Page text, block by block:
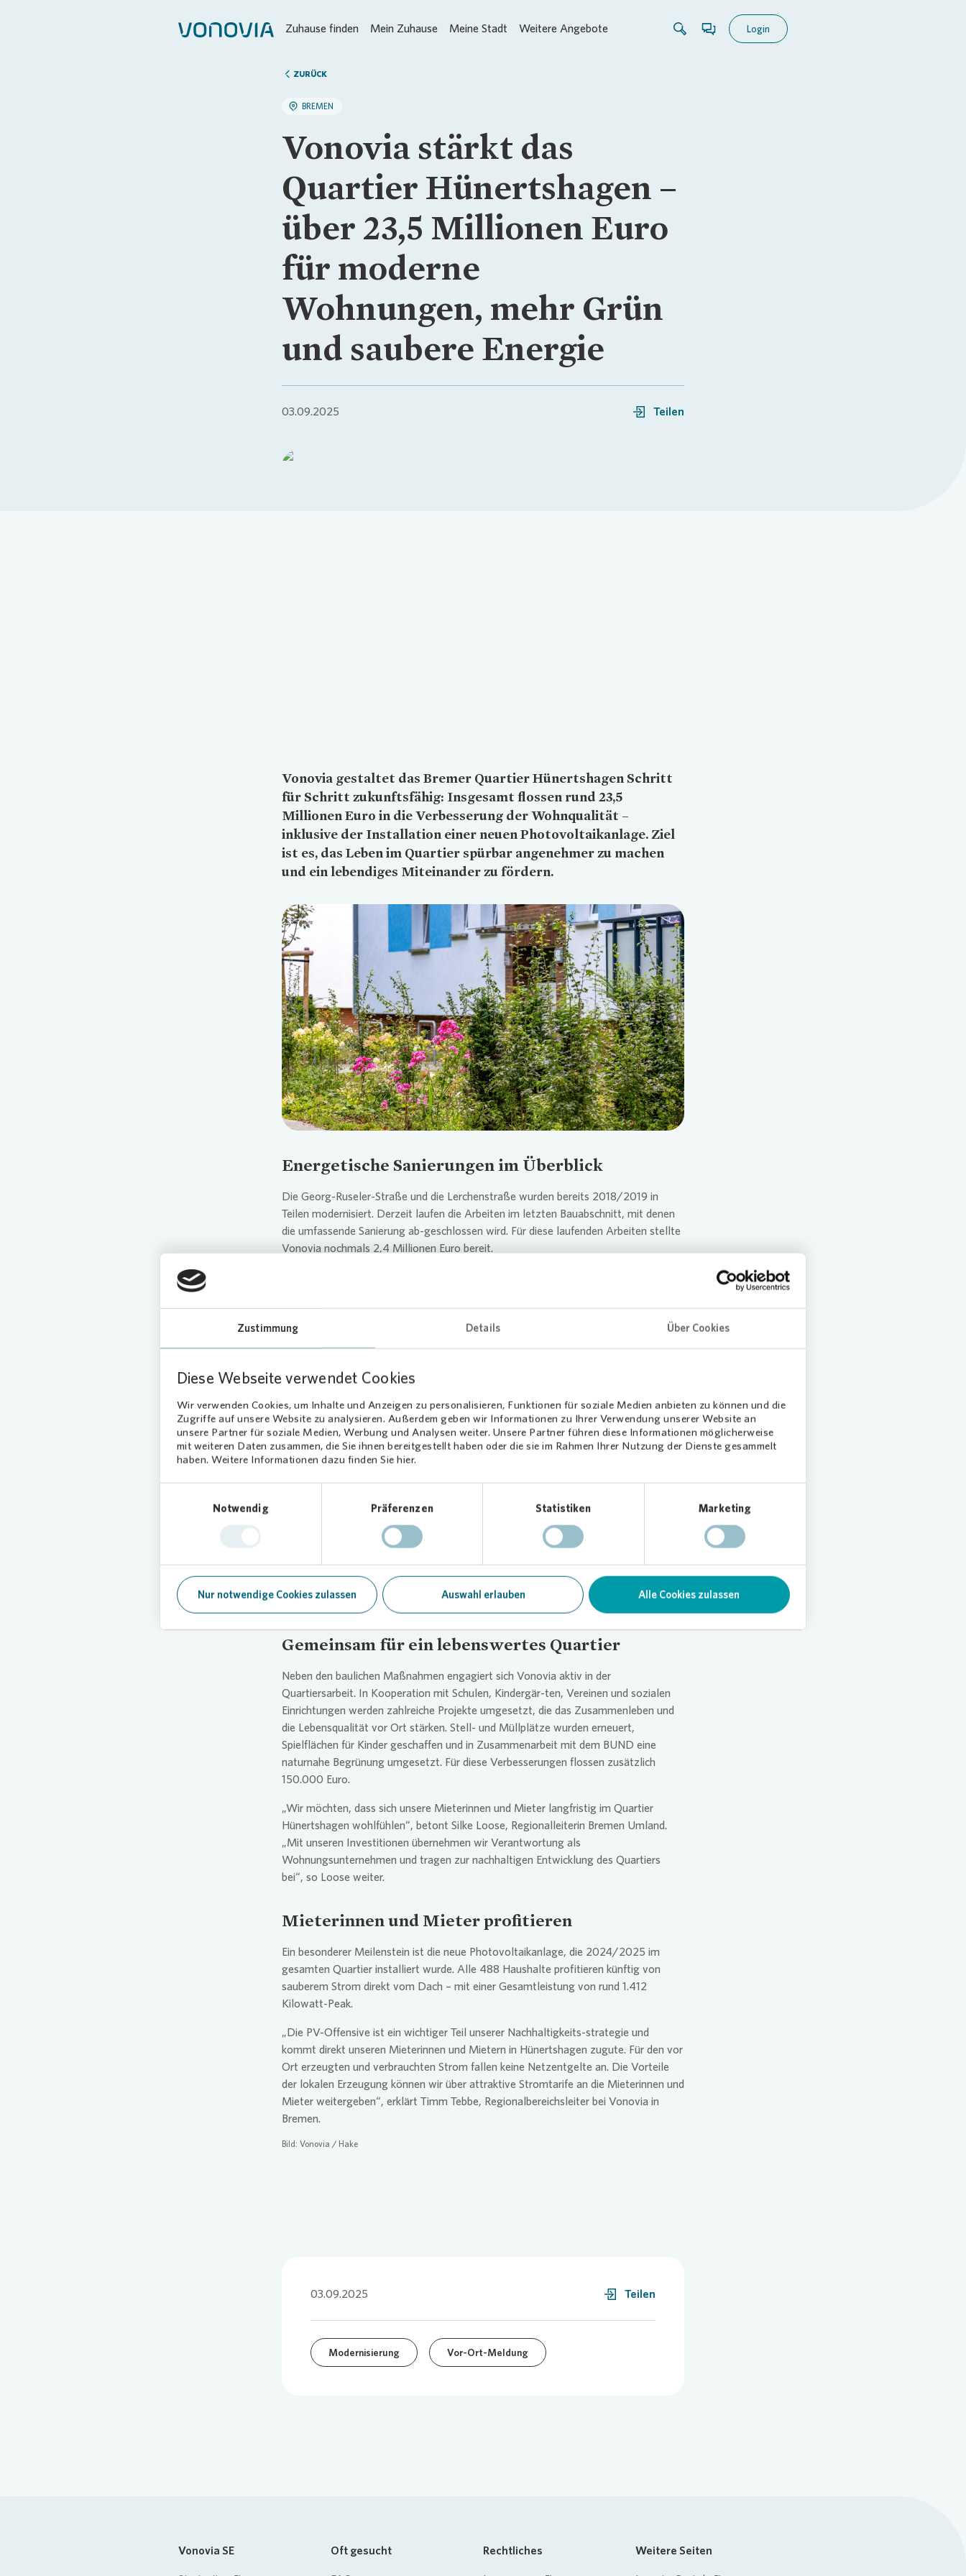
Zustimmung Details Über Cookies
Diese Webseite verwendet Cookies
Wir verwenden Cookies, um Inhalte und Anzeigen zu personalisieren, Funktionen für soziale Medien anbieten zu können und die
Zugriffe auf unsere Website zu analysieren. Außerdem geben wir Informationen zu Ihrer Verwendung unserer Website an
unsere Partner für soziale Medien, Werbung und Analysen weiter. Unsere Partner führen diese Informationen möglicherweise
mit weiteren Daten zusammen, die Sie ihnen bereitgestellt haben oder die sie im Rahmen Ihrer Nutzung der Dienste gesammelt
haben. Weitere Informationen dazu finden Sie hier.
Notwendig
Präferenzen Statistiken Marketing
Nur notwendige Cookies zulassen Auswahl erlauben Alle Cookies zulassen
Zuhause finden Mein Zuhause Meine Stadt Weitere Angebote Login
ZURÜCK
BREMEN
Vonovia stärkt das
Quartier Hünertshagen –
über 23,5 Millionen Euro
für moderne
Wohnungen, mehr Grün
und saubere Energie
03.09.2025 Teilen
Vonovia gestaltet das Bremer Quartier Hünertshagen Schritt
für Schritt zukunftsfähig: Insgesamt flossen rund 23,5
Millionen Euro in die Verbesserung der Wohnqualität –
inklusive der Installation einer neuen Photovoltaikanlage. Ziel
ist es, das Leben im Quartier spürbar angenehmer zu machen
und ein lebendiges Miteinander zu fördern.
Loading...
Energetische Sanierungen im Überblick
Die Georg-Ruseler-Straße und die Lerchenstraße wurden bereits 2018/2019 in
Teilen modernisiert. Derzeit laufen die Arbeiten im letzten Bauabschnitt, mit denen
die umfassende Sanierung ab-geschlossen wird. Für diese laufenden Arbeiten stellte
Vonovia nochmals 2,4 Millionen Euro bereit.
Wärmedämmverbundsysteme, Fenster, Dächer und Balkone erneuert. Durch diese
Maß-nahmen konnte die Energieeffizienz deutlich gesteigert und der Wohnkomfort
für die Mieterinnen und Mieter im Quartier Hünertshagen verbessert werden.
Loading...
Gemeinsam für ein lebenswertes Quartier
Neben den baulichen Maßnahmen engagiert sich Vonovia aktiv in der
Quartiersarbeit. In Kooperation mit Schulen, Kindergär-ten, Vereinen und sozialen
Einrichtungen werden zahlreiche Projekte umgesetzt, die das Zusammenleben und
die Lebensqualität vor Ort stärken. Stell- und Müllplätze wurden erneuert,
Spielflächen für Kinder geschaffen und in Zusammenarbeit mit dem BUND eine
naturnahe Begrünung umgesetzt. Für diese Verbesserungen flossen zusätzlich
150.000 Euro.
„Wir möchten, dass sich unsere Mieterinnen und Mieter langfristig im Quartier
Hünertshagen wohlfühlen“, betont Silke Loose, Regionalleiterin Bremen Umland.
„Mit unseren Investitionen übernehmen wir Verantwortung als
Wohnungsunternehmen und tragen zur nachhaltigen Entwicklung des Quartiers
bei“, so Loose weiter.
Mieterinnen und Mieter profitieren
Ein besonderer Meilenstein ist die neue Photovoltaikanlage, die 2024/2025 im
gesamten Quartier installiert wurde. Alle 488 Haushalte profitieren künftig von
sauberem Strom direkt vom Dach – mit einer Gesamtleistung von rund 1.412
Kilowatt-Peak.
„Die PV-Offensive ist ein wichtiger Teil unserer Nachhaltigkeits-strategie und
kommt direkt unseren Mieterinnen und Mietern in Hünertshagen zugute. Für den vor
Ort erzeugten und verbrauchten Strom fallen keine Netzentgelte an. Die Vorteile
der lokalen Erzeugung können wir über attraktive Stromtarife an die Mieterinnen und
Mieter weitergeben“, erklärt Timm Tebbe, Regionalbereichsleiter bei Vonovia in
Bremen.
Bild: Vonovia / Hake
03.09.2025 Teilen
Modernisierung Vor-Ort-Meldung
Vonovia SE Oft gesucht Rechtliches Weitere Seiten